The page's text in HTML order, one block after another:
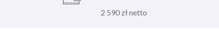
2 590 zł netto